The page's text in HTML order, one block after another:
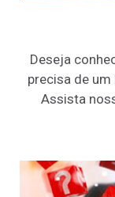
Deseja
precisa de
Assista